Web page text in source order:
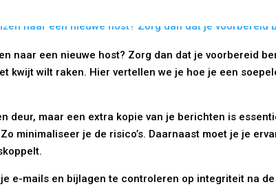
naar een nieuwe host? Zorg dan dat je voorbereid
kwijt wilt raken. Hier vertellen we je hoe je een
deur, maar een extra kopie van je berichten is
minimaliseer je de risico’s. Daarnaast moet je je
e-mails en bijlagen te controleren op integriteit na